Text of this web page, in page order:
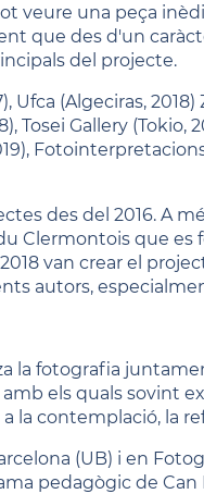
veure una peça
que des d'un
del projecte.
Ufca (Algeciras,
Tosei Gallery (Tokio,
des del 2016. A
Clermontois que
van crear el
autors,
la fotografia
els quals sovint
la contemplació, la
(UB) i en
pedagògic de